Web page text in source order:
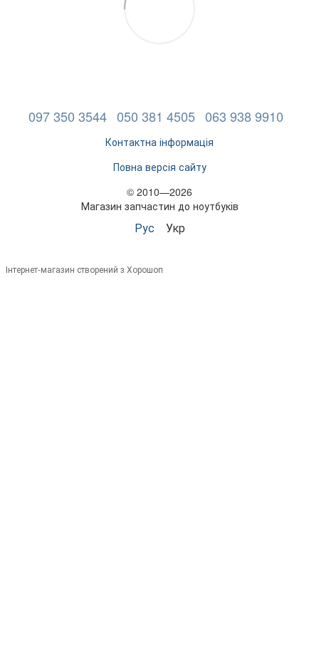
097 350 3544 050 381 4505 063 938 9910
Контактна інформація
Повна версія сайту
© 2010—2026
Магазин запчастин до ноутбуків
Рус Укр
Інтернет-магазин створений з Хорошоп